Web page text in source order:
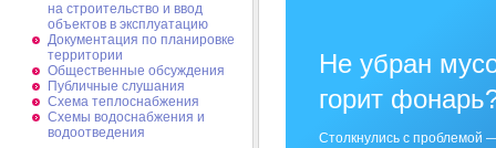
на строительство и ввод
объектов в эксплуатацию
Документация по планировке
территории
Общественные обсуждения
Публичные слушания
Схема теплоснабжения
Схемы водоснабжения и
водоотведения
Не убран
горит
Столкнулись с проблемой